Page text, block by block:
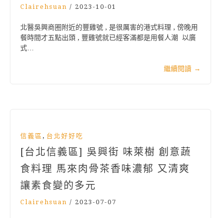
Clairehsuan / 2023-10-01
北醫吳興商圈附近的豐雞號 , 是很厲害的港式料理 , 傍晚用
餐時間才五點出頭 , 豐雞號就已經客滿都是用餐人潮 以廣
式…
繼續閱讀 →
信義區 , 台北好好吃
[台北信義區] 吳興街 味萊樹 創意蔬
食料理 馬來肉骨茶香味濃郁 又清爽
讓素食變的多元
Clairehsuan / 2023-07-07